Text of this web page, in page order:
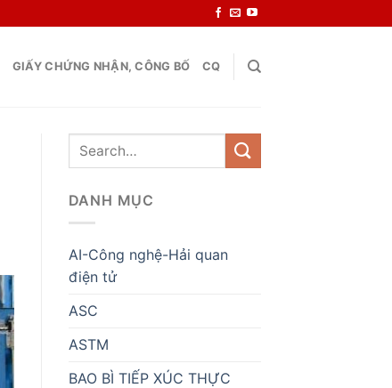
GIẤY CHỨNG NHẬN, CÔNG BỐ CQ
DANH MỤC
AI-Công nghệ-Hải quan
điện tử
ASC
ASTM
BAO BÌ TIẾP XÚC THỰC